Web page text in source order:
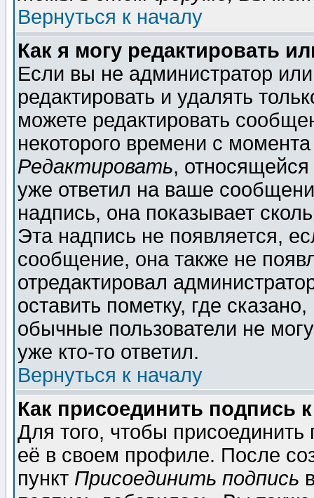
Вернуться к началу
Как я могу редактировать
Если вы не администратор
редактировать и удалять
можете редактировать
некоторого времени с
Редактировать,
уже ответил на ваше
надпись, она показывает
Эта надпись не появляется,
сообщение, она также не
отредактировал
оставить пометку, где
обычные пользователи не
уже кто-то ответил.
Вернуться к началу
Как присоединить подпись
Для того, чтобы
её в своем профиле. После
пункт Присоединить подпись